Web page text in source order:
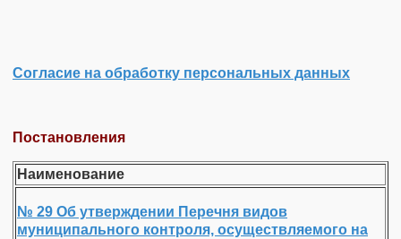
Согласие на обработку персональных данных
Постановления
Наименование
№ 29 Об утверждении Перечня видов
муниципального контроля, осуществляемого на